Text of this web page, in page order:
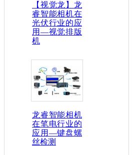
【视觉龙】龙
睿智能相机在
光伏行业的应
用—视觉排版
机
龙睿智能相机
在笔电行业的
应用—键盘螺
丝检测